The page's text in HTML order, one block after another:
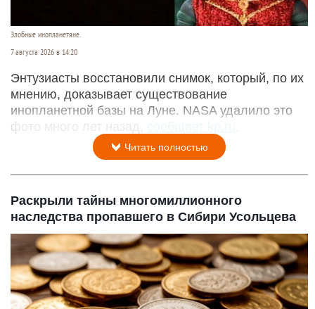
Злобные инопланетяне.
7 августа 2026 в 14:20
Энтузиасты восстановили снимок, который, по их
мнению, доказывает существование
инопланетной базы на Луне. NASA удалило это
фото много лет назад,
сообщает kp.ru.
Читать полностью
Раскрыли тайны многомиллионного
наследства пропавшего в Сибири Усольцева